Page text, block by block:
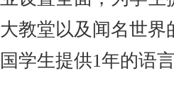
教堂以及闻名世
学生提供1年的语